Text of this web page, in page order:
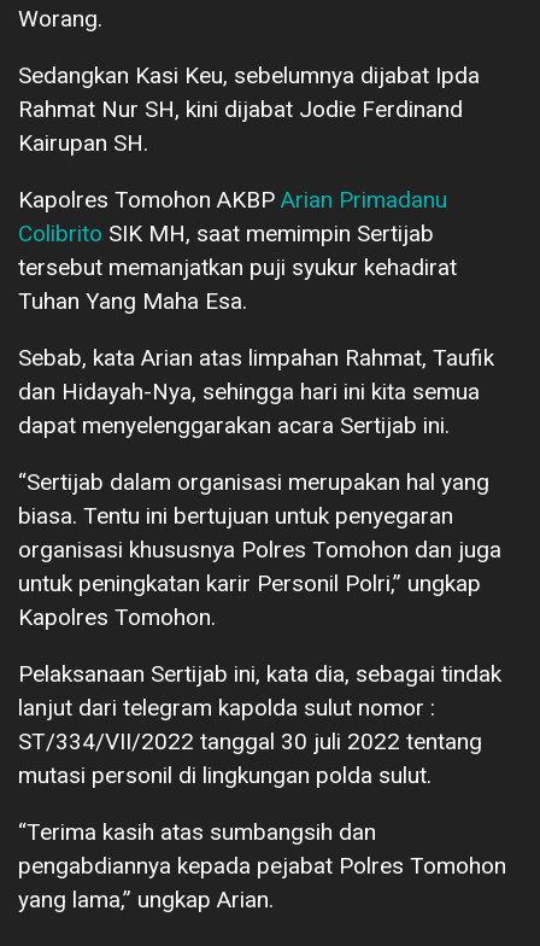
Worang.
Sedangkan Kasi Keu, sebelumnya dijabat Ipda
Rahmat Nur SH, kini dijabat Jodie Ferdinand
Kairupan SH.
Kapolres Tomohon AKBP Arian Primadanu
Colibrito SIK MH, saat memimpin Sertijab
tersebut memanjatkan puji syukur kehadirat
Tuhan Yang Maha Esa.
Sebab, kata Arian atas limpahan Rahmat, Taufik
dan Hidayah-Nya, sehingga hari ini kita semua
dapat menyelenggarakan acara Sertijab ini.
“Sertijab dalam organisasi merupakan hal yang
biasa. Tentu ini bertujuan untuk penyegaran
organisasi khususnya Polres Tomohon dan juga
untuk peningkatan karir Personil Polri,” ungkap
Kapolres Tomohon.
Pelaksanaan Sertijab ini, kata dia, sebagai tindak
lanjut dari telegram kapolda sulut nomor :
ST/334/VII/2022 tanggal 30 juli 2022 tentang
mutasi personil di lingkungan polda sulut.
“Terima kasih atas sumbangsih dan
pengabdiannya kepada pejabat Polres Tomohon
yang lama,” ungkap Arian.